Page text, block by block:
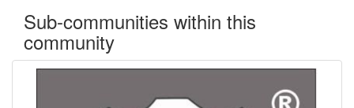
Sub-communities within this
community